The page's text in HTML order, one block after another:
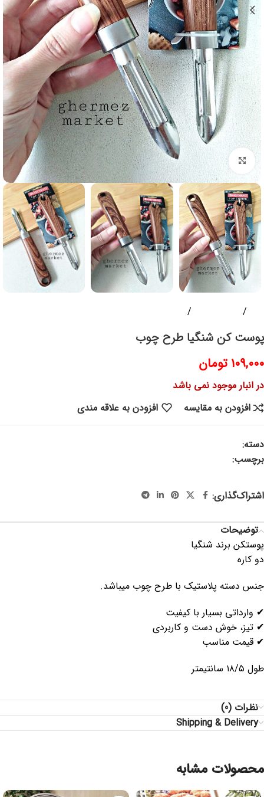
برای بزرگنمایی کلیک کنید
پوست کن شنگیا طرح چوب
۱۰۹,۰۰۰ تومان
در انبار موجود نمی باشد
افزودن به مقایسه
افزودن به علاقه مندی
دسته:
برچسب:
اشتراک‌گذاری:
توضیحات
پوستکن برند شنگیا
دو کاره
جنس دسته پلاستیک با طرح چوب میباشد.
✔ وارداتی بسیار با کیفیت
✔ تیز، خوش دست و کاربردی
✔ قیمت مناسب
طول ۱۸/۵ سانتیمتر
نظرات (0)
Shipping & Delivery
محصولات مشابه